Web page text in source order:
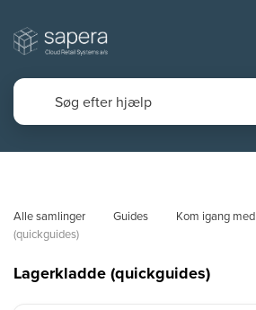
Alle samlinger Guides Kom igang
(quickguides)
Lagerkladde (quickguides)